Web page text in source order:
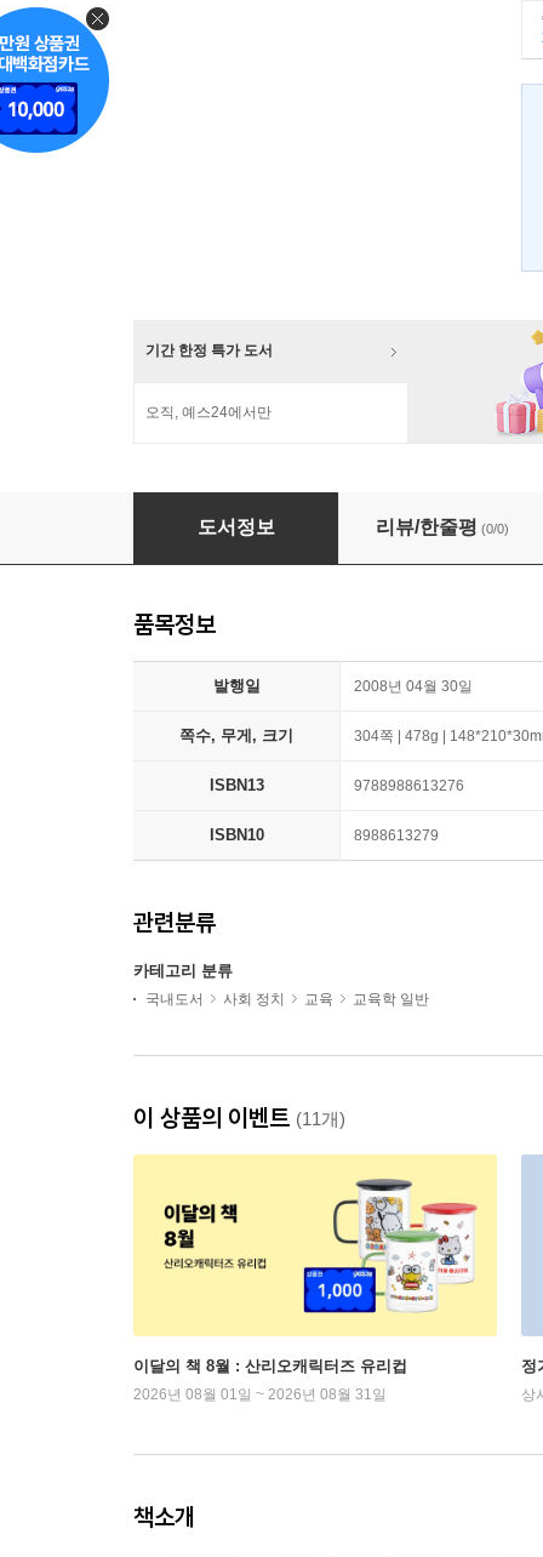
기간 한정 특가 도서
오직, 예스24에서만
홈스쿨링을 만나다
도서정보 리뷰/한줄평 (0/0)
품목정보
발행일 2008년 04월 30일
쪽수, 무게, 크기 304쪽 | 478g |
ISBN13 9788988613276
ISBN10 8988613279
관련분류
카테고리 분류
국내도서 사회 정치 교육 교육학 일반
이 상품의 이벤트 (11개)
이달의 책 8월 : 산리오캐릭터즈 유리컵
2026년 08월 01일 ~ 2026년 08월 31일
정
상
책소개